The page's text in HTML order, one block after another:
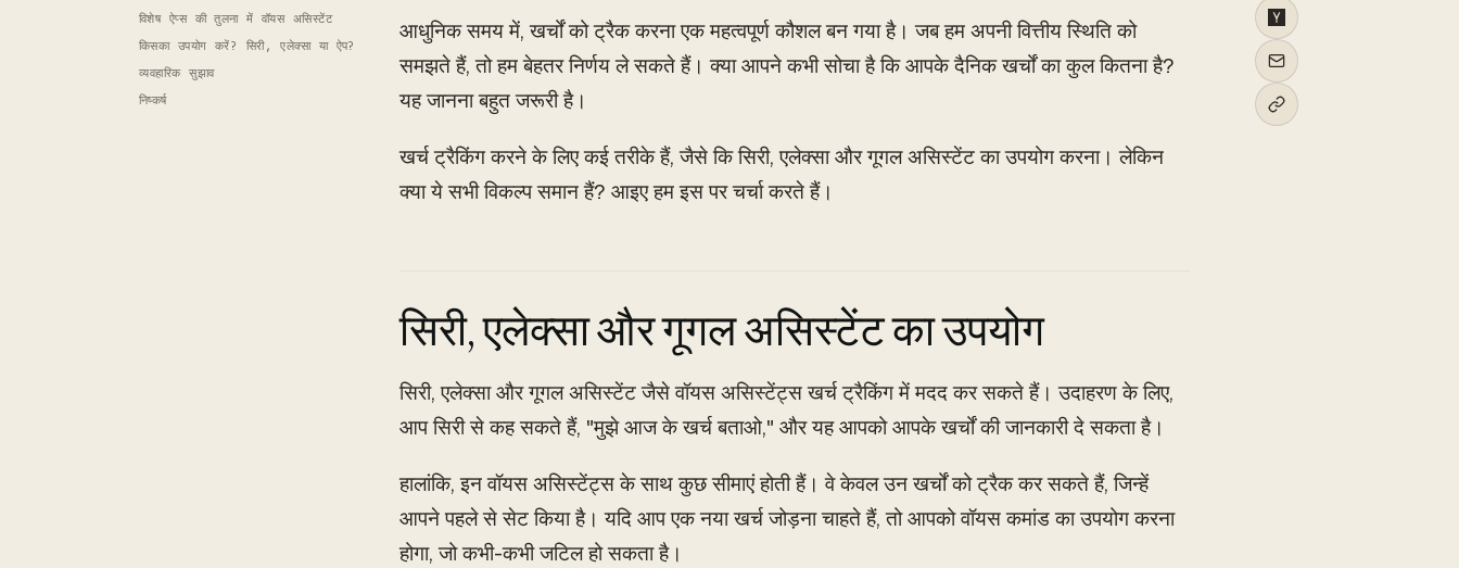
विशेष ऐप्स की तुलना में वॉयस असिस्टेंट
किसका उपयोग करें? सिरी, एलेक्सा या ऐप?
व्यवहारिक सुझाव
निष्कर्ष
आधुनिक समय में, खर्चों को ट्रैक करना एक महत्वपूर्ण कौशल बन गया है। जब हम अपनी वित्तीय स्थिति को
समझते हैं, तो हम बेहतर निर्णय ले सकते हैं। क्या आपने कभी सोचा है कि आपके दैनिक खर्चों का कुल कितना है?
यह जानना बहुत जरूरी है।
खर्च ट्रैकिंग करने के लिए कई तरीके हैं, जैसे कि सिरी, एलेक्सा और गूगल असिस्टेंट का उपयोग करना। लेकिन
क्या ये सभी विकल्प समान हैं? आइए हम इस पर चर्चा करते हैं।
सिरी, एलेक्सा और गूगल असिस्टेंट का उपयोग
सिरी, एलेक्सा और गूगल असिस्टेंट जैसे वॉयस असिस्टेंट्स खर्च ट्रैकिंग में मदद कर सकते हैं। उदाहरण के लिए,
आप सिरी से कह सकते हैं, "मुझे आज के खर्च बताओ," और यह आपको आपके खर्चों की जानकारी दे सकता है।
हालांकि, इन वॉयस असिस्टेंट्स के साथ कुछ सीमाएं होती हैं। वे केवल उन खर्चों को ट्रैक कर सकते हैं, जिन्हें
आपने पहले से सेट किया है। यदि आप एक नया खर्च जोड़ना चाहते हैं, तो आपको वॉयस कमांड का उपयोग करना
होगा, जो कभी-कभी जटिल हो सकता है।